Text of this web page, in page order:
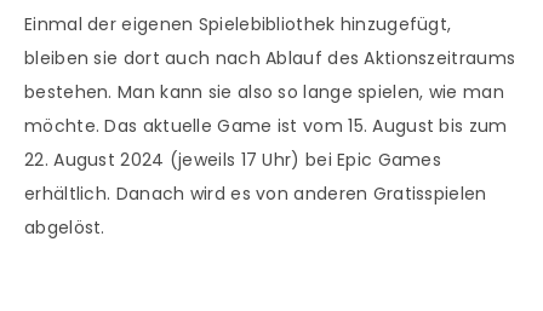
Einmal der eigenen Spielebibliothek hinzugefügt,
bleiben sie dort auch nach Ablauf des Aktionszeitraums
bestehen. Man kann sie also so lange spielen, wie man
möchte. Das aktuelle Game ist vom 15. August bis zum
22. August 2024 (jeweils 17 Uhr) bei Epic Games
erhältlich. Danach wird es von anderen Gratisspielen
abgelöst.